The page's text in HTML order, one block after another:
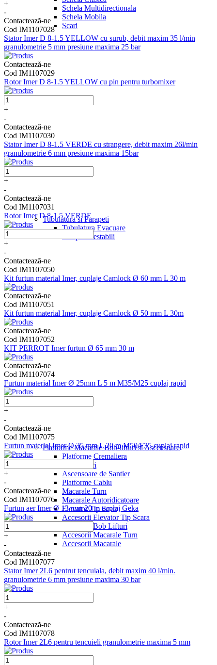
Schela Multidirectionala
Schela Mobila
Scari
Tubulatura si Parapeti
Tubulatura Evacuare
Parapeti Lestabili
Platforme Macarale Bob-lifturi si Ascensoare
Platforme Cremaliera
Bob Lifturi
Ascensoare de Santier
Platforme Cablu
Macarale Turn
Macarale Autoridicatoare
Elevator Tip Scara
Accesorii Elevator Tip Scara
Accesorii Bob Lifturi
Accesorii Macarale Turn
Accesorii Macarale
+
-
Contactează-ne
Cod IM1107028
Stator Imer D 8-1.5 YELLOW cu surub, debit maxim 35 l/min
granulometrie 5 mm presiune maxima 25 bar
Contactează-ne
Cod IM1107029
Rotor Imer D 8-1.5 YELLOW cu pin pentru turbomixer
+
-
Contactează-ne
Cod IM1107030
Stator Imer D 8-1.5 VERDE cu strangere, debit maxim 26l/min
granulometrie 6 mm presiune maxima 15bar
+
-
Contactează-ne
Cod IM1107031
Rotor Imer D 8-1.5 VERDE
+
-
Contactează-ne
Cod IM1107050
Kit furtun material Imer, cuplaje Camlock Ø 60 mm L 30 m
Contactează-ne
Cod IM1107051
Kit furtun material Imer, cuplaje Camlock Ø 50 mm L 30m
Contactează-ne
Cod IM1107052
KIT PERROT Imer furtun Ø 65 mm 30 m
Contactează-ne
Cod IM1107074
Furtun material Imer Ø 25mm L 5 m M35/M25 cuplaj rapid
+
-
Contactează-ne
Cod IM1107075
Furtun material Imer Ø 35 mm L 20 m M50/F35 cuplaj rapid
+
-
Contactează-ne
Cod IM1107076
Furtun aer Imer Ø 13 mm 20 m cuplaj Geka
+
-
Contactează-ne
Cod IM1107077
Stator Imer 2L6 pentrut tencuiala, debit maxim 40 l/min.
granulometrie 6 mm presiune maxima 30 bar
+
-
Contactează-ne
Cod IM1107078
Rotor Imer 2L6 pentru tencuieli granulometrie maxima 5 mm